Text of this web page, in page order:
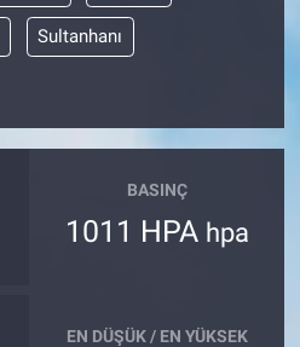
Sultanhanı
BASINÇ
1011 HPA hpa
EN DÜŞÜK / EN YÜKSEK